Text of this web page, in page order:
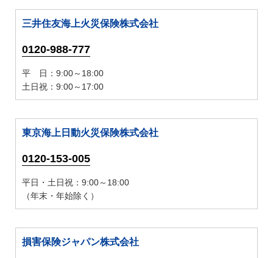
三井住友海上火災保険株式会社
0120-988-777
平 日：9:00～18:00
土日祝：9:00～17:00
東京海上日動火災保険株式会社
0120-153-005
平日・土日祝：9:00～18:00
（年末・年始除く）
損害保険ジャパン株式会社